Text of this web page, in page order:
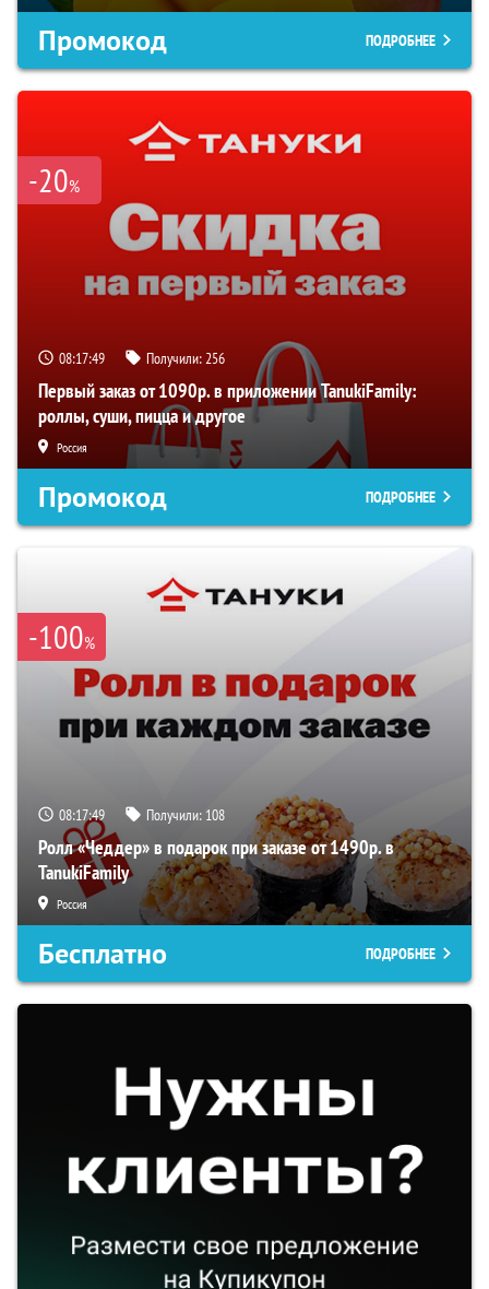
Промокод ПОДРОБНЕЕ
-20%
08:17:47 Получили:256
Первый заказ от 1090р. в приложении TanukiFamily:
роллы, суши, пицца и другое
Россия
Промокод ПОДРОБНЕЕ
-100%
08:17:47 Получили: 108
Ролл «Чеддер» в подарок при заказе от 1490р. в
TanukiFamily
Россия
Бесплатно ПОДРОБНЕЕ